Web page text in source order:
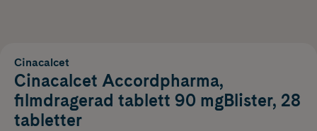
Cinacalcet
Cinacalcet Accordpharma,
filmdragerad tablett 90 mgBlister, 28
tabletter